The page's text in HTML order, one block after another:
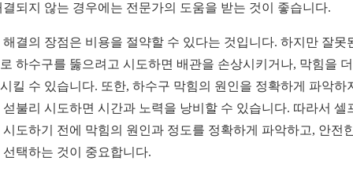
결되지 않는 경우에는 전문가의 도움을 받는 것이 좋습니다.
해결의 장점은 비용을 절약할 수 있다는 것입니다. 하지만 잘못
하수구를 뚫으려고 시도하면 배관을 손상시키거나, 막힘을
킬 수 있습니다. 또한, 하수구 막힘의 원인을 정확하게 파악하
섣불리 시도하면 시간과 노력을 낭비할 수 있습니다. 따라서 셀
시도하기 전에 막힘의 원인과 정도를 정확하게 파악하고, 안전
선택하는 것이 중요합니다.